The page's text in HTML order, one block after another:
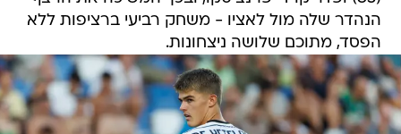
הנהדר שלה מול לאציו - משחק רביעי ברציפות ללא
הפסד, מתוכם שלושה ניצחונות.